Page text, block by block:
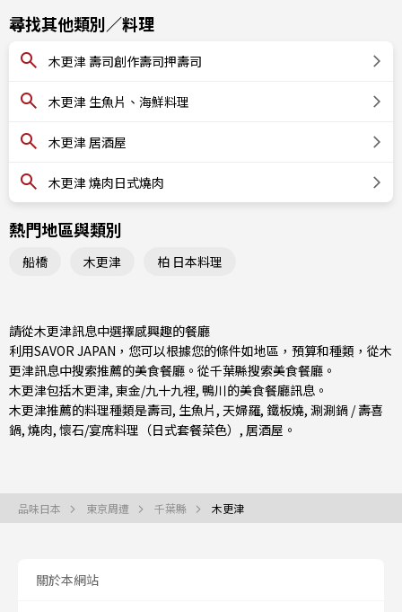
尋找其他類別／料理
木更津 壽司創作壽司押壽司
木更津 生魚片、海鮮料理
木更津 居酒屋
木更津 燒肉日式燒肉
熱門地區與類別
船橋 木更津 柏 日本料理
請從木更津訊息中選擇感興趣的餐廳
利用SAVOR JAPAN，您可以根據您的條件如地區，預算和種類，從木
更津訊息中搜索推薦的美食餐廳。從千葉縣搜索美食餐廳。
木更津包括木更津, 東金/九十九裡, 鴨川的美食餐廳訊息。
木更津推薦的料理種類是壽司, 生魚片 , 天婦羅, 鐵板燒, 涮涮鍋 / 壽喜
鍋, 燒肉, 懷石/宴席料理（日式套餐菜色） , 居酒屋 。
品味日本 東京周遭 千葉縣 木更津
關於本網站